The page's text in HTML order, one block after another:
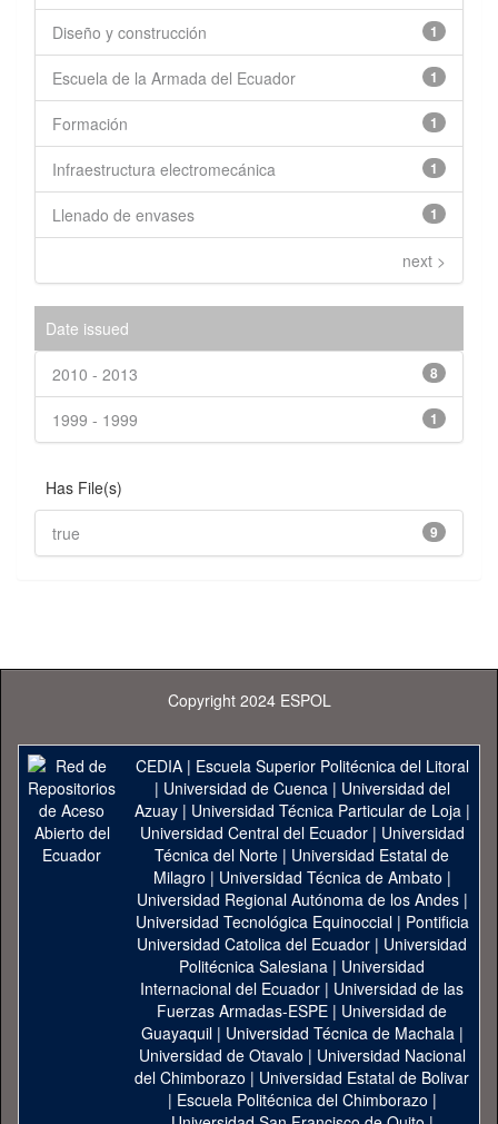
1
Diseño y construcción
1
Escuela de la Armada del Ecuador
1
Formación
1
Infraestructura electromecánica
1
Llenado de envases
next >
Date issued
8
2010 - 2013
1
1999 - 1999
Has File(s)
9
true
Copyright 2024 ESPOL
CEDIA| Escuela Superior Politécnica del Litoral
| Universidad de Cuenca| Universidad del
Azuay| Universidad Técnica Particular de Loja|
Universidad Central del Ecuador| Universidad
Técnica del Norte | Universidad Estatal de
Milagro | Universidad Técnica de Ambato |
Universidad Regional Autónoma de los Andes|
Universidad Tecnológica Equinoccial| Pontificia
Universidad Catolica del Ecuador | Universidad
Politécnica Salesiana | Universidad
Internacional del Ecuador | Universidad de las
Fuerzas Armadas-ESPE | Universidad de
Guayaquil| Universidad Técnica de Machala|
Universidad de Otavalo | Universidad Nacional
del Chimborazo | Universidad Estatal de Bolivar
| Escuela Politécnica del Chimborazo |